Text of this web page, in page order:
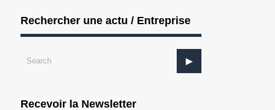
Rechercher une actu / Entreprise
Recevoir la Newsletter